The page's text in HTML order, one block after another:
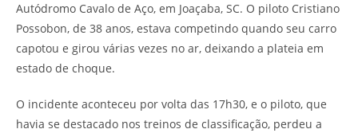
Autódromo Cavalo de Aço, em Joaçaba, SC. O piloto Cristiano
Possobon, de 38 anos, estava competindo quando seu carro
capotou e girou várias vezes no ar, deixando a plateia em
estado de choque.
O incidente aconteceu por volta das 17h30, e o piloto, que
havia se destacado nos treinos de classificação, perdeu a